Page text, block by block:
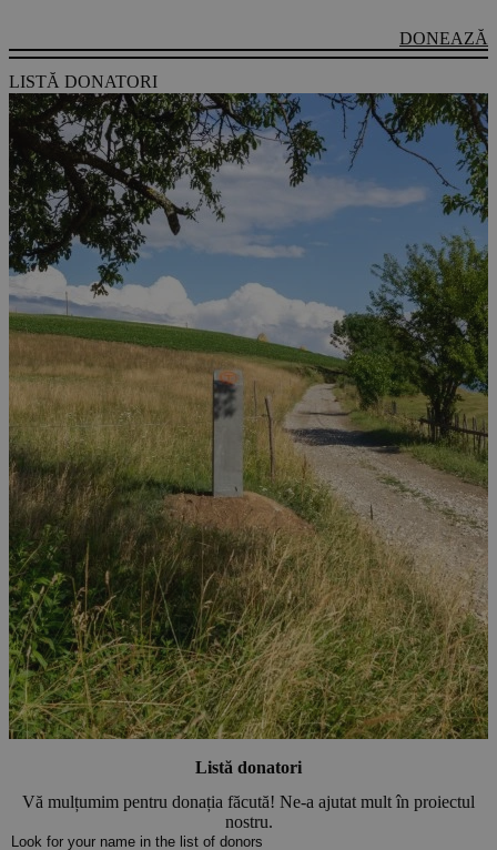
DONEAZĂ
LISTĂ DONATORI
Listă donatori
Vă mulțumim pentru donația făcută! Ne-a ajutat mult în proiectul
nostru.